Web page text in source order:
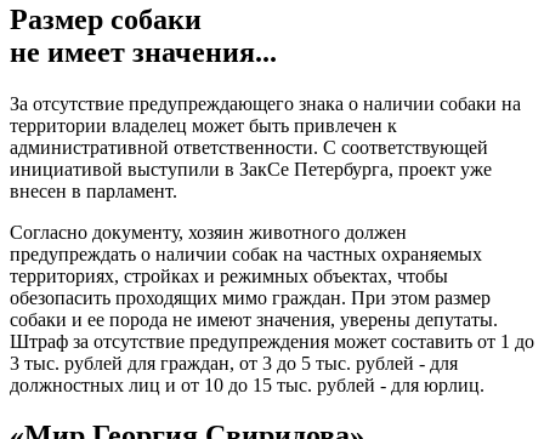
Размер собаки
не имеет значения...
За отсутствие предупреждающего знака о наличии собаки на
территории владелец может быть привлечен к
административной ответственности. С соответствующей
инициативой выступили в ЗакСе Петербурга, проект уже
внесен в парламент.
Согласно документу, хозяин животного должен
предупреждать о наличии собак на частных охраняемых
территориях, стройках и режимных объектах, чтобы
обезопасить проходящих мимо граждан. При этом размер
собаки и ее порода не имеют значения, уверены депутаты.
Штраф за отсутствие предупреждения может составить от 1 до
3 тыс. рублей для граждан, от 3 до 5 тыс. рублей - для
должностных лиц и от 10 до 15 тыс. рублей - для юрлиц.